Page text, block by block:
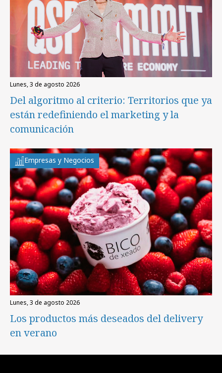
lunes, 3 de agosto 2026
Del algoritmo al criterio: Territorios que ya
están redefiniendo el marketing y la
comunicación
Empresas y Negocios
lunes, 3 de agosto 2026
Los productos más deseados del delivery
en verano